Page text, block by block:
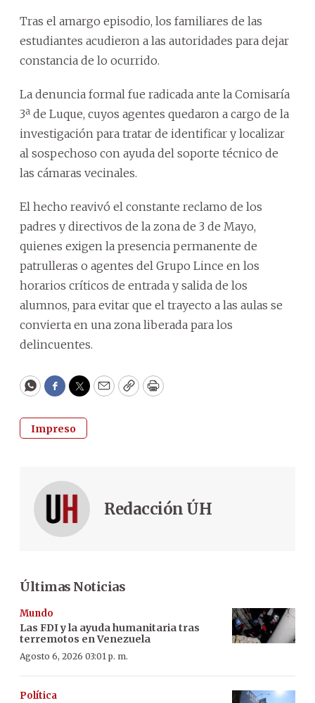
Tras el amargo episodio, los familiares de las
estudiantes acudieron a las autoridades para dejar
constancia de lo ocurrido.
La denuncia formal fue radicada ante la Comisaría
3ª de Luque, cuyos agentes quedaron a cargo de la
investigación para tratar de identificar y localizar
al sospechoso con ayuda del soporte técnico de
las cámaras vecinales.
El hecho reavivó el constante reclamo de los
padres y directivos de la zona de 3 de Mayo,
quienes exigen la presencia permanente de
patrulleras o agentes del Grupo Lince en los
horarios críticos de entrada y salida de los
alumnos, para evitar que el trayecto a las aulas se
convierta en una zona liberada para los
delincuentes.
WhatsApp
Facebook
Twitter
EmailCopyPrint
Impreso
Redacción ÚH
Últimas Noticias
Mundo
Las FDI y la ayuda humanitaria tras
terremotos en Venezuela
Agosto 6, 2026 03:01 p. m.
Política